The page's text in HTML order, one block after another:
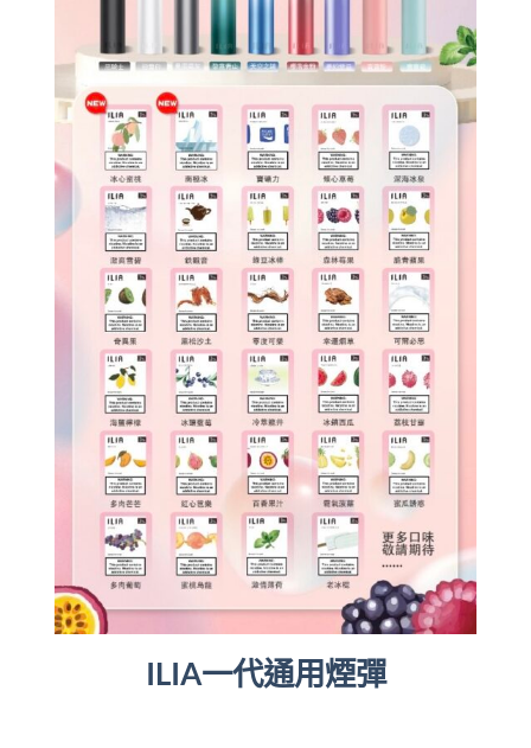
ILIA一代通用煙彈